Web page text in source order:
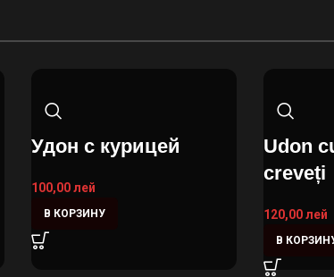
Удон с курицей
100,00лей
В КОРЗИНУ
Udon
creveți
120,00лей
В